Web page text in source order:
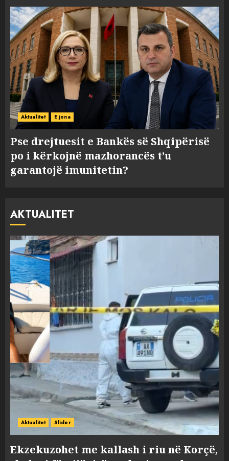
Aktualitet E jona
Pse drejtuesit e Bankës së Shqipërisë
po i kërkojnë mazhorancës t’u
garantojë imunitetin?
AKTUALITET
Aktualitet Slider
Ekzekuzohet me kallash i riu në Korçë,